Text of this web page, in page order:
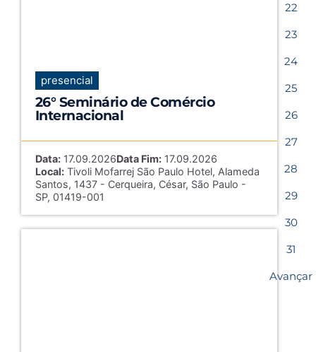
presencial
26° Seminário de Comércio
Internacional
Data:17.09.2026Data Fim:17.09.2026
Local:Tivoli Mofarrej São Paulo Hotel, Alameda
Santos, 1437 - Cerqueira, César, São Paulo -
SP, 01419-001
22
23
24
25
26
27
28
29
30
31
Avançar